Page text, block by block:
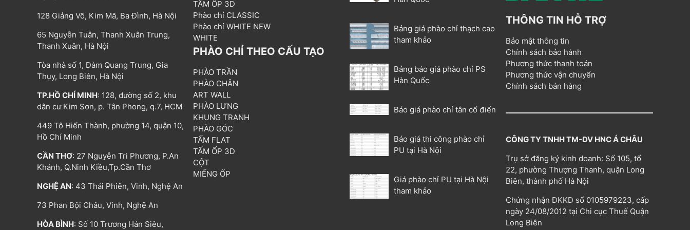
128 Giảng Võ, Kim Mã, Ba Đình, Hà Nội
65 Nguyễn Tuân, Thanh Xuân Trung,
Thanh Xuân, Hà Nội
Tòa nhà số 1, Đàm Quang Trung, Gia
Thụy, Long Biên, Hà Nội
TP.HỒ CHÍ MINH: 128, đường số 2, khu
dân cư Kim Sơn, p. Tân Phong, q.7, HCM
449 Tô Hiến Thành, phường 14, quận 10,
Hồ Chí Minh
CẦN THƠ: 27 Nguyễn Tri Phương, P.An
Khánh, Q.Ninh Kiều,Tp.Cần Thơ
NGHỆ AN: 43 Thái Phiên, Vinh, Nghệ An
73 Phan Bội Châu, Vinh, Nghệ An
HÒA BÌNH: Số 10 Trương Hán Siêu,
TẤM ỐP 3D
Phào chỉ CLASSIC
Phào chỉ WHITE NEW
WHITE
PHÀO CHỈ THEO CẤU TẠO
PHÀO TRẦN
PHÀO CHÂN
ART WALL
PHÀO LƯNG
KHUNG TRANH
PHÀO GÓC
TẤM FLAT
TẤM ỐP 3D
CỘT
MIẾNG ỐP
Bảng giá phào chỉ thạch cao
tham khảo
Bảng báo giá phào chỉ PS
Hàn Quốc
Báo giá phào chỉ tân cổ điển
Báo giá thi công phào chỉ
PU tại Hà Nội
Giá phào chỉ PU tại Hà Nội
tham khảo
THÔNG TIN HỖ TRỢ
Bảo mật thông tin
Chính sách bảo hành
Phương thức thanh toán
Phương thức vận chuyển
Chính sách bán hàng
CÔNG TY TNHH TM-DV HNC Á CHÂU
Trụ sở đăng ký kinh doanh: Số 105, tổ
22, phường Thượng Thanh, quận Long
Biên, thành phố Hà Nội
Chứng nhận ĐKKD số 0105979223, cấp
ngày 24/08/2012 tại Chi cục Thuế Quận
Long Biên